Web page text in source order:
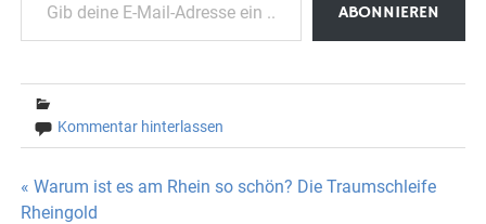
ABONNIEREN
Kommentar hinterlassen
Beitragsnavigation
« Warum ist es am Rhein so schön? Die Traumschleife
Rheingold